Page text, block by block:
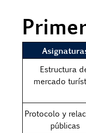
Estructura
mercado
Protocolo y
públicas